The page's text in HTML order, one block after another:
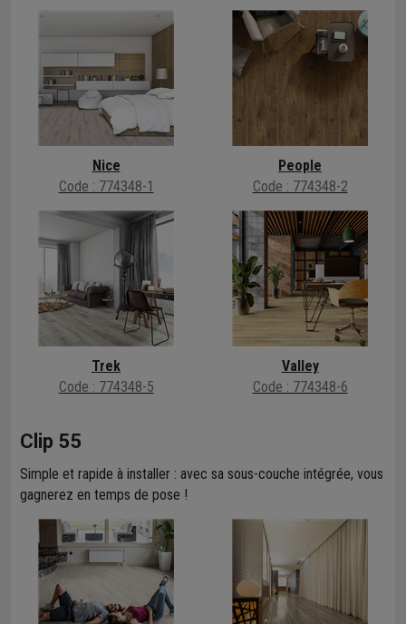
Nice
Code : 774348-1
People
Code : 774348-2
Trek
Code : 774348-5
Valley
Code : 774348-6
Clip 55
Simple et rapide à installer : avec sa sous-couche intégrée, vous
gagnerez en temps de pose !